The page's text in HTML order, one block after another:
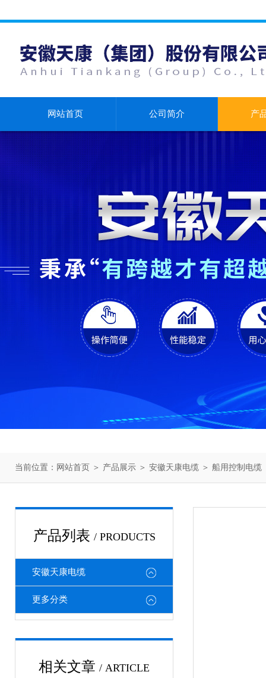
网站首页 公司简介 产
当前位置： 网站首页 ＞ 产品展示 ＞ 安徽天康电缆 ＞ 船用控制电缆
产品列表 / PRODUCTS
安徽天康电缆
更多分类
相关文章 / ARTICLE